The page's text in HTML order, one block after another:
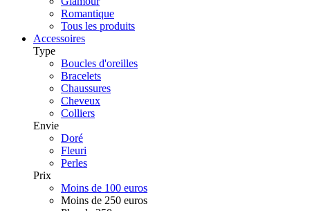
Romantique
Tous les produits
Accessoires
Type
Boucles d'oreilles
Bracelets
Chaussures
Cheveux
Colliers
Envie
Doré
Fleuri
Perles
Prix
Moins de 100 euros
Moins de 250 euros